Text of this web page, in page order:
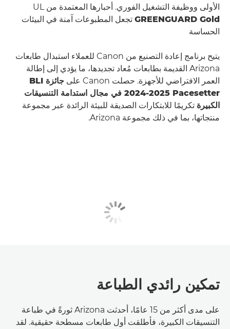
الأولى ووظيفة التشغيل الفوري. أحبارها المعتمدة من UL
GREENGUARD Gold تجعل المطبوعات آمنة في البيئات
الحساسة
يتيح برنامج إعادة التصنيع من Canon للعملاء استبدال طابعات
Arizona القديمة بطابعات مُعاد تجديدها، ما يؤدي إلى إطالة
العمر الافتراضي للأجهزة. حصلت Canon على
جائزة BLI
2024-2025 Pacesetter في مجال استدامة التنسيقات
الكبيرة تكريمًا للابتكارات الصديقة للبيئة الرائدة عبر مجموعة
منتجاتها، بما في ذلك مجموعة Arizona.
تمكين رائدي الطباعة
على مدى أكثر من 15 عامًا، أحدثت Arizona ثورةً في طباعة
التنسيقات الكبيرة، فأطلقت أول طابعات مسطحة حقيقية. لقد